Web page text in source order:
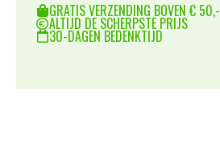
GRATIS VERZENDING BOVEN € 50,-
ALTIJD DE SCHERPSTE PRIJS
30-DAGEN BEDENKTIJD